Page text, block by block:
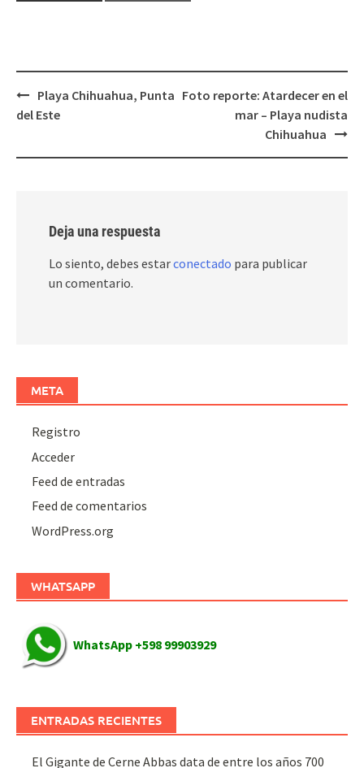
Post
navigation
Playa Chihuahua, Punta
del Este
Foto reporte: Atardecer en el
mar – Playa nudista
Chihuahua
Deja una respuesta
Lo siento, debes estarconectado para publicar
un comentario.
META
Registro
Acceder
Feed de entradas
Feed de comentarios
WordPress.org
WHATSAPP
WhatsApp +598 99903929
ENTRADAS RECIENTES
El Gigante de Cerne Abbas data de entre los años 700